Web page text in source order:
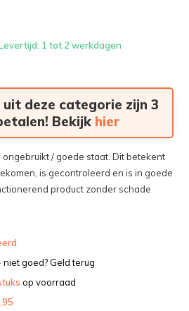
1 tot 2 werkdagen
deze categorie zijn 3
Bekijk hier
/ goede staat. Dit betekent
is gecontroleerd en is in goede
product zonder schade
niet goed? Geld terug
op voorraad